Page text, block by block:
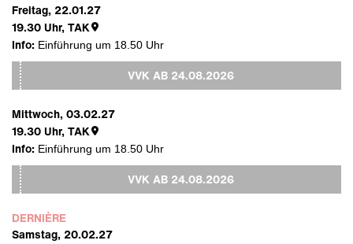
Freitag, 22.01.27
19.30 Uhr,TAK
Info: Einführung um 18.50 Uhr
VVK AB 24.08.2026
Mittwoch, 03.02.27
19.30 Uhr,TAK
Info: Einführung um 18.50 Uhr
VVK AB 24.08.2026
DERNIÈRE
Samstag, 20.02.27